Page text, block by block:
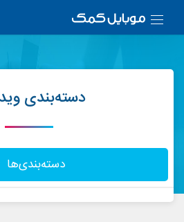
دسته‌بندی
دسته‌بندی‌ها